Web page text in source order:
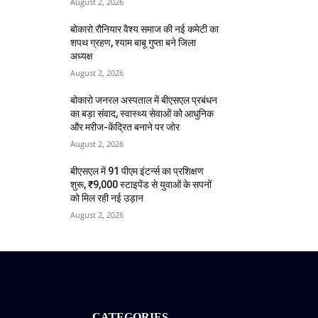
बोकारो रौनियार वैश्य समाज की नई कमेटी का
शपथ ग्रहण, श्याम बाबू गुप्ता बने जिला
अध्यक्ष
August 2, 2026
बोकारो जनरल अस्पताल में बीएसएल प्रबंधन
का बड़ा संवाद, स्वास्थ्य सेवाओं को आधुनिक
और मरीज-केंद्रित बनाने पर जोर
August 2, 2026
बीएसएल में 91 पीएम इंटर्न्स का प्रशिक्षण
शुरू, ₹9,000 स्टाइपेंड से युवाओं के सपनों
को मिल रही नई उड़ान
August 2, 2026